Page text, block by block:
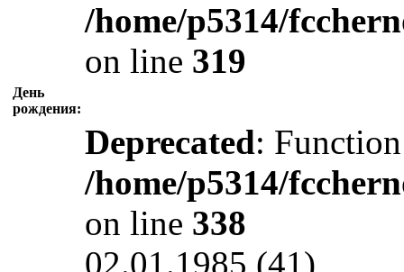
День
рождения:
/home/p5314/
on line 319
Deprecated:
/home/p5314/
on line 338
02.01.1985 (41)